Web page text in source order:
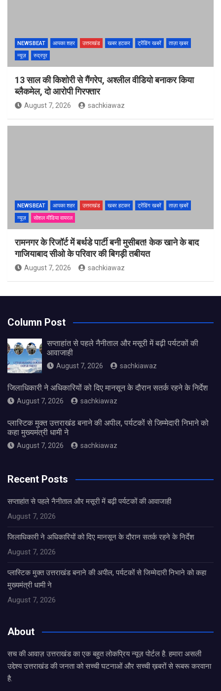
NEWSBEAT आपका शहर उत्तराखंड खबर हटकर ट्रेंडिंग खबरें
ताज़ा ख़बर
न्यूज़
रुद्रपुर
13 साल की किशोरी से गैंगरेप, अश्लील वीडियो बनाकर किया
ब्लैकमेल, दो आरोपी गिरफ्तार
August 7, 2026 sachkiawaz
NEWSBEAT आपका शहर उत्तराखंड खबर हटकर ट्रेंडिंग खबरें
ताज़ा ख़बरें
न्यूज़
सोशल मीडिया वायरल
रामनगर के रिजॉर्ट में बर्थडे पार्टी बनी मुसीबत! केक खाने के बाद
गाजियाबाद सीओ के परिवार की बिगड़ी तबीयत
August 7, 2026 sachkiawaz
Column Post
सप्ताहांत से पहले नैनीताल और मसूरी में बढ़ी पर्यटकों की
आवाजाही
August 7, 2026 sachkiawaz
जिलाधिकारी ने अधिकारियों को दिए मानसून के दौरान सतर्क रहने के निर्देश
August 7, 2026 sachkiawaz
प्लास्टिक मुक्त उत्तराखंड बनाने की अपील, पर्यटकों से जिम्मेदारी निभाने को
कहा मुख्यमंत्री धामी ने
August 7, 2026 sachkiawaz
Recent Posts
सप्ताहांत से पहले नैनीताल और मसूरी में बढ़ी पर्यटकों की आवाजाही
August 7, 2026
जिलाधिकारी ने अधिकारियों को दिए मानसून के दौरान सतर्क रहने के निर्देश
August 7, 2026
प्लास्टिक मुक्त उत्तराखंड बनाने की अपील, पर्यटकों से जिम्मेदारी निभाने को कहा
मुख्यमंत्री धामी ने
August 7, 2026
About
सच की आवाज़ उत्तराखंड का एक बहुत लोकप्रिय न्यूज़ पोर्टल है. हमारा असली
उद्देश्य उत्तराखंड की जनता को सच्ची घटनाओं और सच्ची ख़बरों से रूबरू करवाना
है.